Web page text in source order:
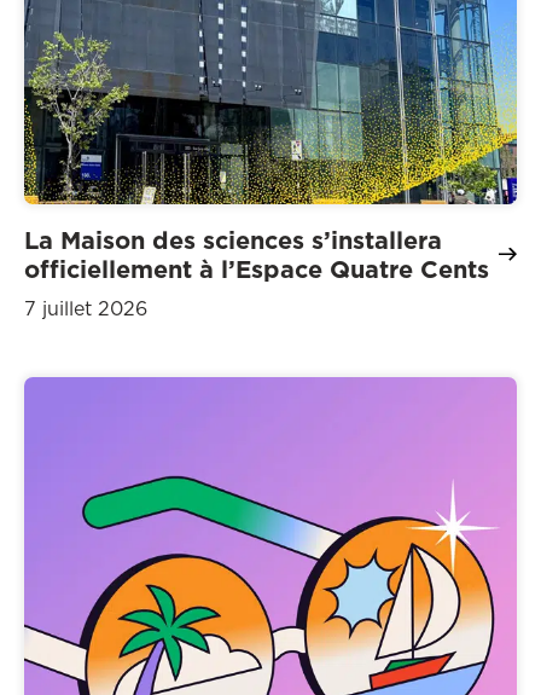
La Maison des sciences s’installera
officiellement à l’Espace Quatre Cents
7 juillet 2026